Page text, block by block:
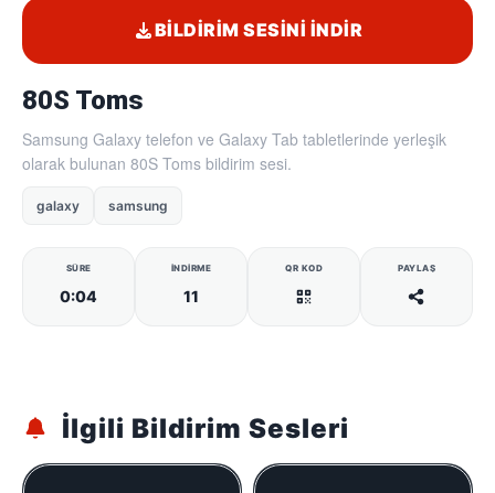
80S Toms
Samsung Galaxy telefon ve Galaxy Tab tabletlerinde yerleşik
olarak bulunan 80S Toms bildirim sesi.
galaxy samsung
SÜRE
0:04
İNDIRME
11
QR KOD PAYLAŞ
BILDIRIM SESINI İNDIR
İlgili Bildirim Sesleri